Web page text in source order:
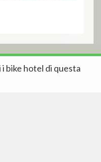
bike hotel di questa